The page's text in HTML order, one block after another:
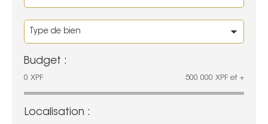
Budget :
0 XPF 500 000 XPF et +
Localisation :